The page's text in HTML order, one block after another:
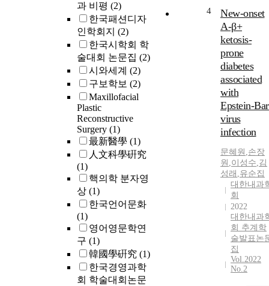
과 비평 (2)
한국패션디자
인학회지 (2)
한국시학회 학
술대회 논문집 (2)
시와세계 (2)
구보학보 (2)
Maxillofacial
Plastic
Reconstructive
Surgery (1)
最新醫學 (1)
人文科學硏究
(1)
핵의학 분자영
상 (1)
한국언어문화
(1)
영어영문학연
구 (1)
韓國學硏究 (1)
한국경영과학
회 학술대회논문
4
New-onset
A-β+
ketosis-
prone
diabetes
associated
with
Epstein-
virus
infection
문혜원 ,손장
원 ,이성수,김
성래 ,유순집
대한내과
회
2022
대한내과
회 추계학
술발표논
집
Vol.2022
No.2